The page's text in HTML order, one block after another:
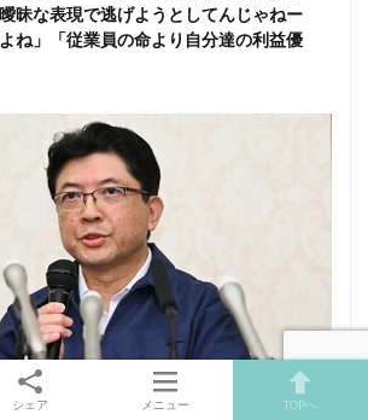
昧な表現で逃げようとしてんじゃねー
ね」「従業員の命より自分達の利益優
社長会見にSNS賛辞「これだけ誠実な対
シェア メニュー TOPへ